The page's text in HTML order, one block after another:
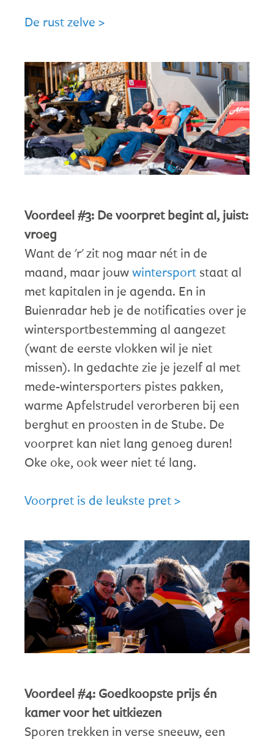
De rust zelve >
Voordeel #3: De voorpret begint al, juist:
vroeg
Want de 'r' zit nog maar nét in de
maand, maar jouwwintersport staat al
met kapitalen in je agenda. En in
Buienradar heb je de notificaties over je
wintersportbestemming al aangezet
(want de eerste vlokken wil je niet
missen). In gedachte zie je jezelf al met
mede-wintersporters pistes pakken,
warme Apfelstrudel verorberen bij een
berghut en proosten in de Stube. De
voorpret kan niet lang genoeg duren!
Oke oke, ook weer niet té lang.
Voorpret is de leukste pret >
Voordeel #4: Goedkoopste prijs én
kamer voor het uitkiezen
Sporen trekken in verse sneeuw, een